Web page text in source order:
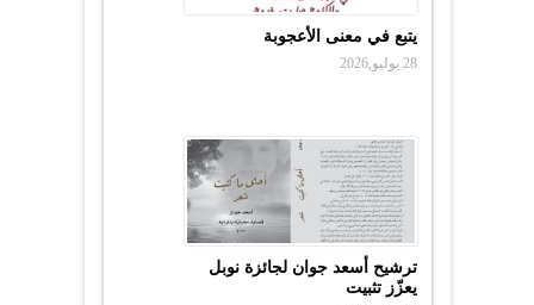
يتبع في معنى الأعجوبة
28 يوليو,2026
ترشيح أسعد جوان لجائزة نوبل
يعزّز تثبيت